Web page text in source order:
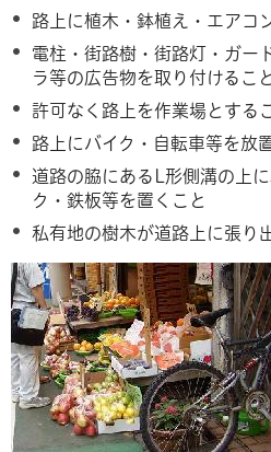
路上に植木・鉢植え・エアコ
電柱・街路樹・街路灯・ガー
ラ等の広告物を取り付けること
許可なく路上を作業場とする
路上にバイク・自転車等を放
道路の脇にあるL形側溝の上
ク・鉄板等を置くこと
私有地の樹木が道路上に張り